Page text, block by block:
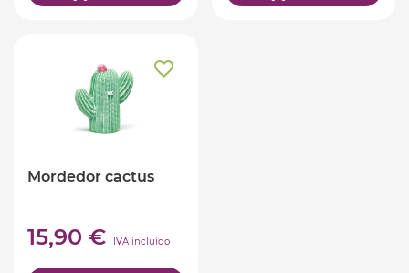
Mordedor cactus
15,90 € IVA incluido